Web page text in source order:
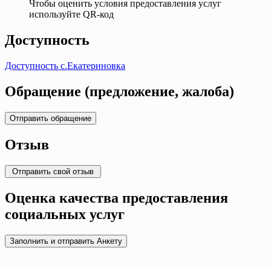
Чтобы оценить условия предоставления услуг
используйте QR-код
Доступность
Доступность с.Екатериновка
Обращение (предложение, жалоба)
Отзыв
Оценка качества предоставления
социальных услуг